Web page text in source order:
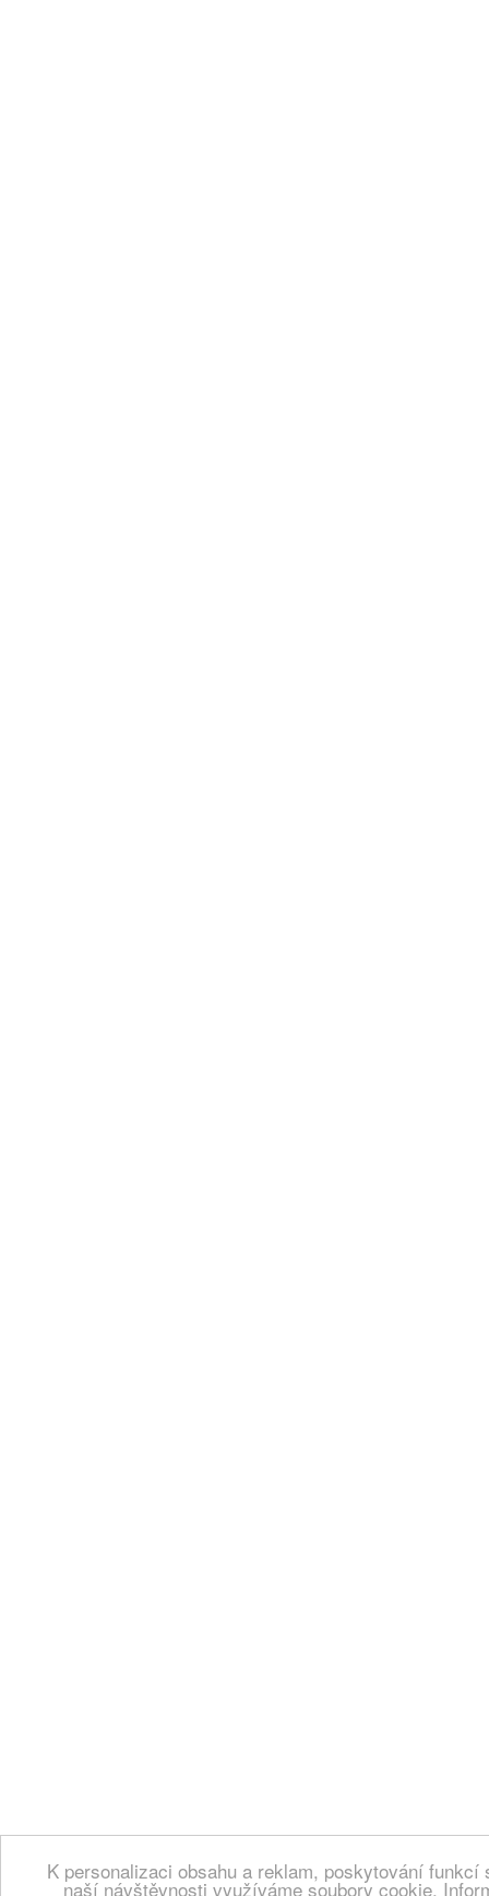
K personalizaci obsahu a reklam, poskytování
naší návštěvnosti využíváme soubory cookie.